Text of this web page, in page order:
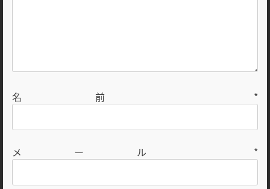
名前 *
メール *